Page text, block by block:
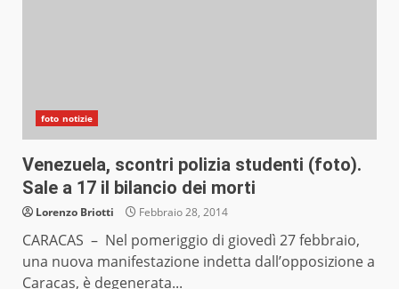
foto notizie
Venezuela, scontri polizia studenti (foto).
Sale a 17 il bilancio dei morti
Lorenzo Briotti Febbraio 28, 2014
CARACAS – Nel pomeriggio di giovedì 27 febbraio,
una nuova manifestazione indetta dall’opposizione a
Caracas, è degenerata...